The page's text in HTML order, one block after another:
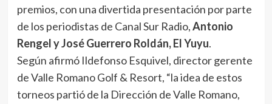
premios, con una divertida presentación por parte
de los periodistas de Canal Sur Radio,Antonio
Rengel y José Guerrero Roldán, El Yuyu.
Según afirmó Ildefonso Esquivel, director gerente
de Valle Romano Golf & Resort, “la idea de estos
torneos partió de la Dirección de Valle Romano,